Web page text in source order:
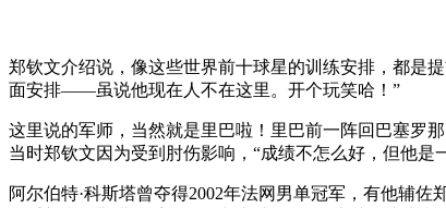
郑钦文介绍说，像这些世界前十球星的训练安排，都是
面安排——虽说他现在人不在这里。开个玩笑哈！”
这里说的军师，当然就是里巴啦！里巴前一阵回巴塞罗
当时郑钦文因为受到肘伤影响，“成绩不怎么好，但他
阿尔伯特·科斯塔曾夺得2002年法网男单冠军，有他辅